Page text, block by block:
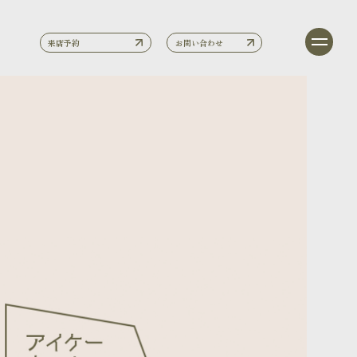
来店予約 お問い合わせ